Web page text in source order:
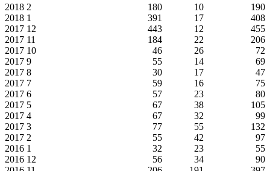
2018 2 180 10
190
2018 1 391 17
408
2017 12 443 12
455
2017 11 184 22
206
2017 10 46 26
72
2017 9 55 14
69
2017 8 30 17
47
2017 7 59 16
75
2017 6 57 23
80
2017 5 67 38
105
2017 4 67 32
99
2017 3 77 55
132
2017 2 55 42
97
2016 1 32 23
55
2016 12 56 34
90